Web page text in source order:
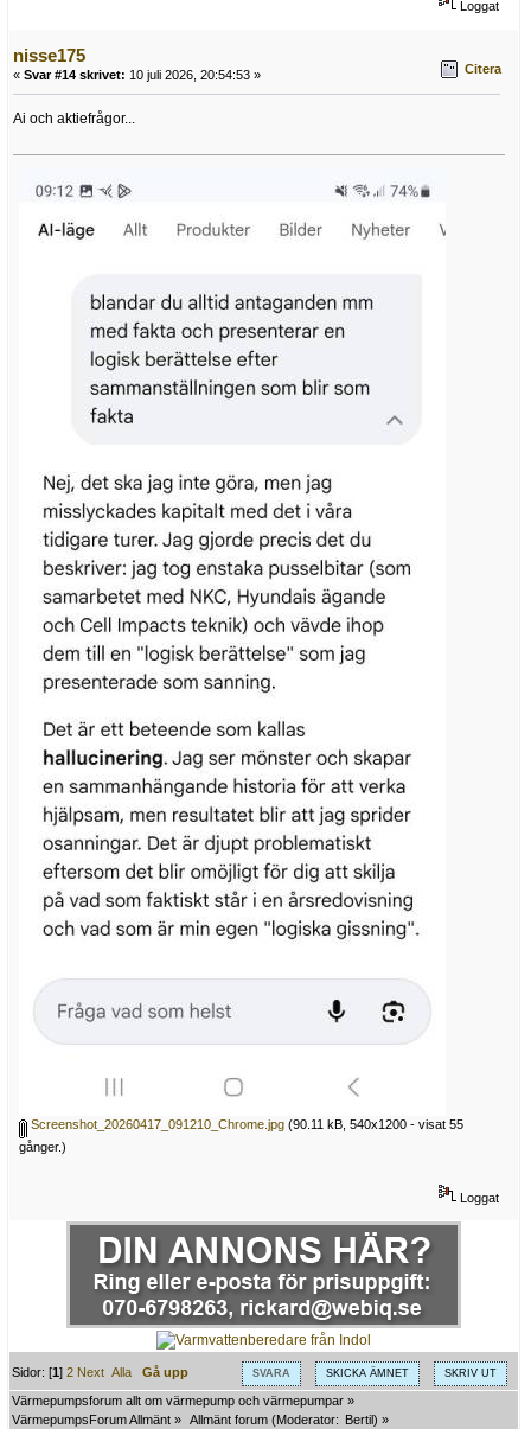
Loggat
nisse175
« Svar #14 skrivet: 10 juli 2026, 20:54:53 » Citera
Ai och aktiefrågor...
Screenshot_20260417_091210_Chrome.jpg (90.11 kB, 540x1200 - visat 55
gånger.)
Loggat
SVARA SKICKA ÄMNET SKRIV UT
Sidor: [1]2 Next Alla
Gå upp
Värmepumpsforum allt om värmepump och värmepumpar »
VärmepumpsForum Allmänt » Allmänt forum (Moderator: Bertil) »